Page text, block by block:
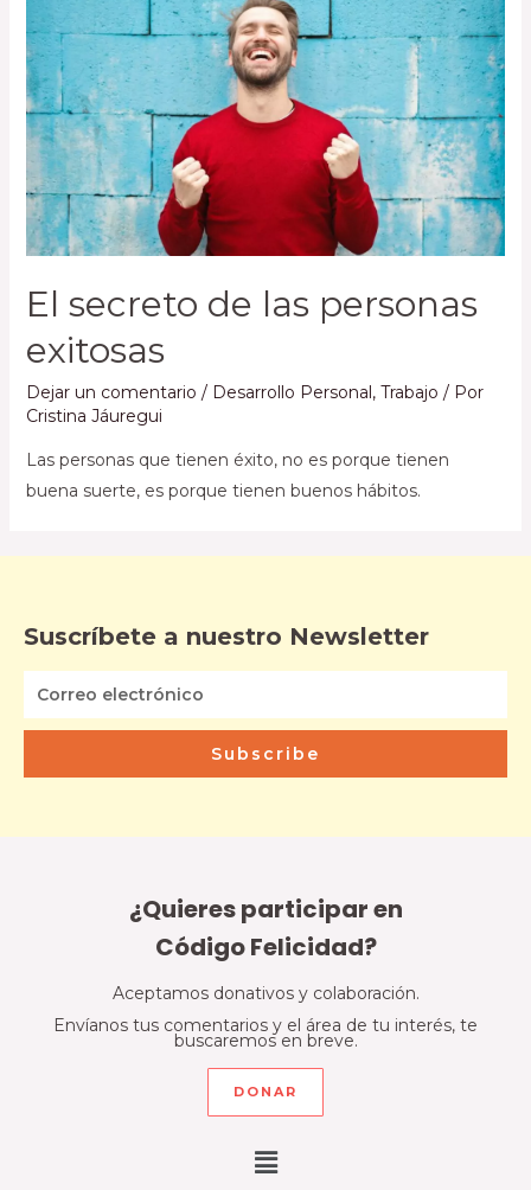
El secreto de las personas
exitosas
Dejar un comentario / Desarrollo Personal, Trabajo / Por
Cristina Jáuregui
Las personas que tienen éxito, no es porque tienen
buena suerte, es porque tienen buenos hábitos.
Suscríbete a nuestro Newsletter
Subscribe
¿Quieres participar en
Código Felicidad?
Aceptamos donativos y colaboración.
Envíanos tus comentarios y el área de tu interés, te
buscaremos en breve.
DONAR